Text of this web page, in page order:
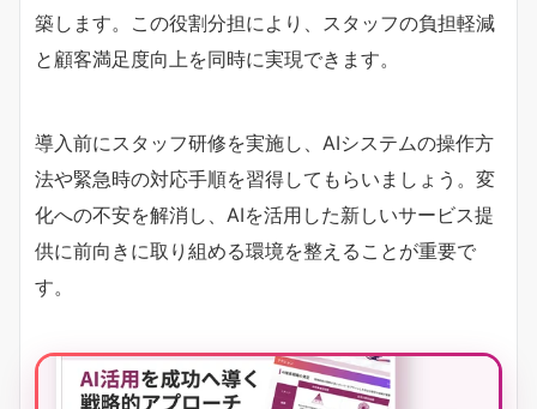
築します。この役割分担により、スタッフの負担軽減
と顧客満足度向上を同時に実現できます。
導入前にスタッフ研修を実施し、AIシステムの操作方
法や緊急時の対応手順を習得してもらいましょう。変
化への不安を解消し、AIを活用した新しいサービス提
供に前向きに取り組める環境を整えることが重要で
す。